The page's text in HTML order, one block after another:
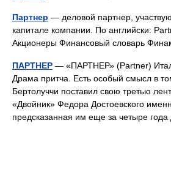
Партнер — деловой партнер,
капитале компании. По английски:
Акционеры Финансовый словарь
ПАРТНЕР — «ПАРТНЕР» (Partner)
Драма притча. Есть особый смысл в
Бертолуччи поставил свою третью
«Двойник» Федора Достоевского
предсказанная им еще за четыре